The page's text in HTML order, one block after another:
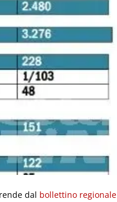
dal bollettino regionale